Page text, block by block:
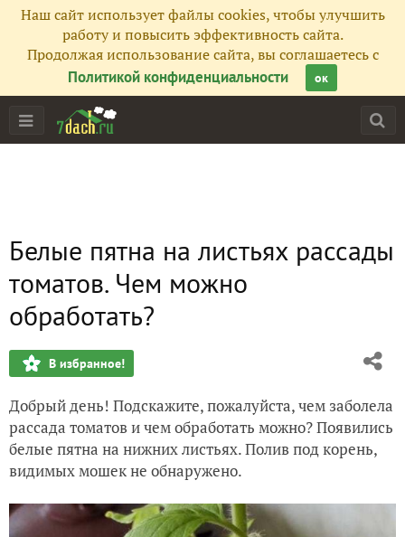
Наш сайт использует файлы cookies, чтобы улучшить
работу и повысить эффективность сайта.
Продолжая использование сайта, вы соглашаетесь с
Политикой конфиденциальности
ок
Белые пятна на листьях рассады
томатов. Чем можно
обработать?
В избранное!
Добрый день! Подскажите, пожалуйста, чем заболела
рассада томатов и чем обработать можно? Появились
белые пятна на нижних листьях. Полив под корень,
видимых мошек не обнаружено.